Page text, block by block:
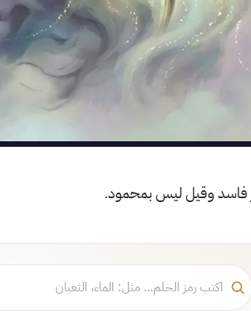
فاسد وقيل ليس بمحمود.